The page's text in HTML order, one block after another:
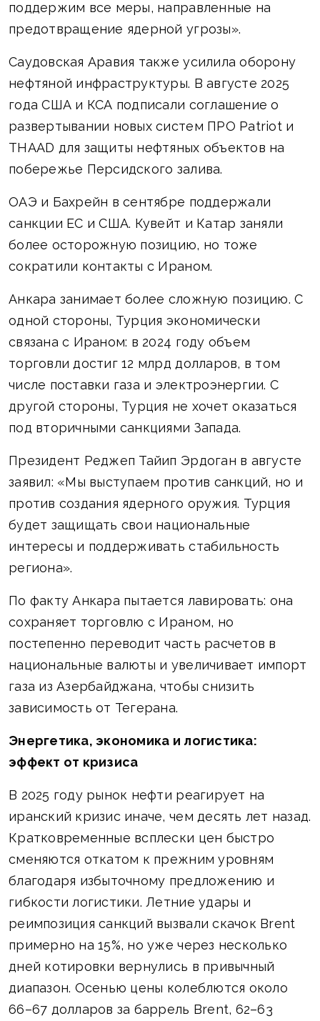
поддержим все меры, направленные на
предотвращение ядерной угрозы».
Саудовская Аравия также усилила оборону
нефтяной инфраструктуры. В августе 2025
года США и КСА подписали соглашение о
развертывании новых систем ПРО Patriot и
THAAD для защиты нефтяных объектов на
побережье Персидского залива.
ОАЭ и Бахрейн в сентябре поддержали
санкции ЕС и США. Кувейт и Катар заняли
более осторожную позицию, но тоже
сократили контакты с Ираном.
Анкара занимает более сложную позицию. С
одной стороны, Турция экономически
связана с Ираном: в 2024 году объем
торговли достиг 12 млрд долларов, в том
числе поставки газа и электроэнергии. С
другой стороны, Турция не хочет оказаться
под вторичными санкциями Запада.
Президент Реджеп Тайип Эрдоган в августе
заявил: «Мы выступаем против санкций, но и
против создания ядерного оружия. Турция
будет защищать свои национальные
интересы и поддерживать стабильность
региона».
По факту Анкара пытается лавировать: она
сохраняет торговлю с Ираном, но
постепенно переводит часть расчетов в
национальные валюты и увеличивает импорт
газа из Азербайджана, чтобы снизить
зависимость от Тегерана.
Энергетика, экономика и логистика:
эффект от кризиса
В 2025 году рынок нефти реагирует на
иранский кризис иначе, чем десять лет назад.
Кратковременные всплески цен быстро
сменяются откатом к прежним уровням
благодаря избыточному предложению и
гибкости логистики. Летние удары и
реимпозиция санкций вызвали скачок Brent
примерно на 15%, но уже через несколько
дней котировки вернулись в привычный
диапазон. Осенью цены колеблются около
66–67 долларов за баррель Brent, 62–63